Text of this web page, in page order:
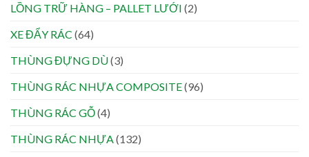
LỒNG TRỮ HÀNG – PALLET LƯỚI (2)
XE ĐẨY RÁC (64)
THÙNG ĐỰNG DÙ(3)
THÙNG RÁC NHỰA COMPOSITE(96)
THÙNG RÁC GỖ(4)
THÙNG RÁC NHỰA (132)